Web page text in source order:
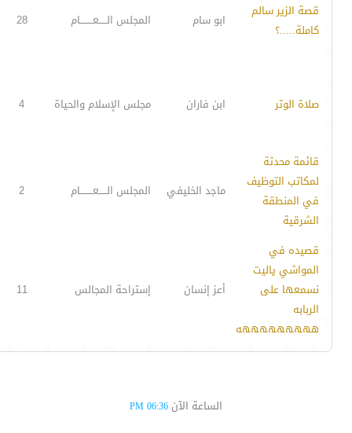
قصة الزير سالم
كاملة.....؟
ابو سام المجلس الـــــعــــــــام 28
صلاة الوتر ابن فاران مجلس الإسلام والحياة 4
قائمة محدثة
لمكاتب التوظيف
في المنطقة
الشرقية
ماجد الخليفي المجلس الـــــعــــــــام 2
قصيده في
المواشي ياليت
نسمعها على
الربابه
هههههههههه
أعز إنسان إستراحة المجالس 11
الساعة الآن 06:36 PM